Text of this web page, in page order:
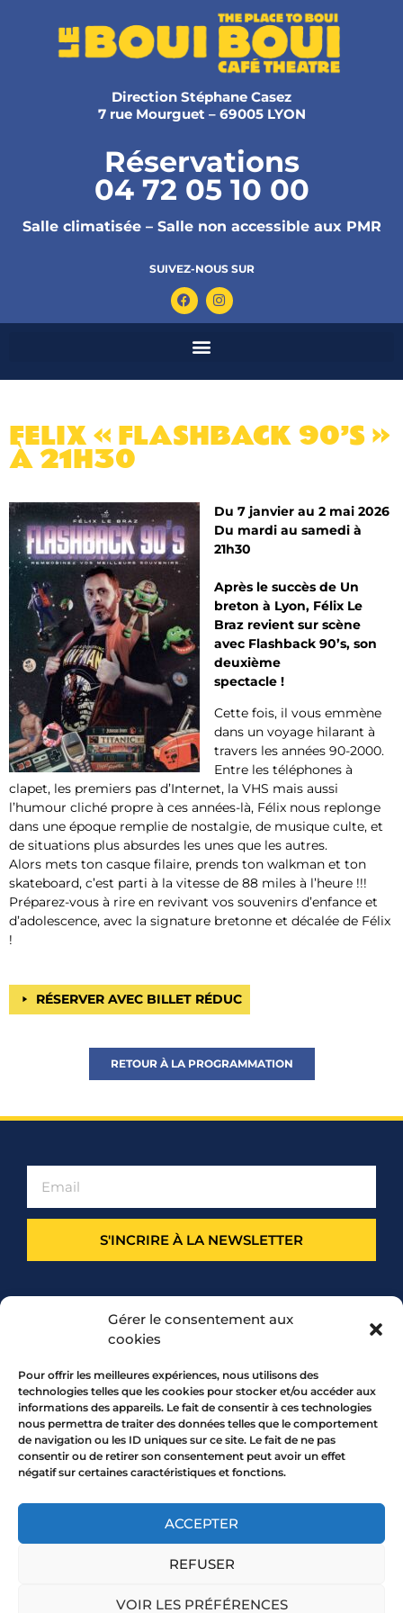
Gérer le consentement aux
cookies
Pour offrir les meilleures expériences, nous utilisons des
technologies telles que les cookies pour stocker et/ou accéder aux
informations des appareils. Le fait de consentir à ces technologies
nous permettra de traiter des données telles que le comportement
de navigation ou les ID uniques sur ce site. Le fait de ne pas
consentir ou de retirer son consentement peut avoir un effet
négatif sur certaines caractéristiques et fonctions.
ACCEPTER
REFUSER
VOIR LES PRÉFÉRENCES
Direction Stéphane Casez
7 rue Mourguet – 69005 LYON
Réservations
04 72 05 10 00
Salle climatisée – Salle non accessible aux PMR
SUIVEZ-NOUS SUR
FELIX « FLASHBACK 90’S »
À 21H30
Du 7 janvier au 2 mai 2026
Du mardi au samedi à
21h30
Après le succès de Un
breton à Lyon, Félix Le
Braz revient sur scène
avec Flashback 90’s, son
deuxième
spectacle !
Cette fois, il vous emmène
dans un voyage hilarant à
travers les années 90-2000.
Entre les téléphones à
clapet, les premiers pas d’Internet, la VHS mais aussi
l’humour cliché propre à ces années-là, Félix nous replonge
dans une époque remplie de nostalgie, de musique culte, et
de situations plus absurdes les unes que les autres.
Alors mets ton casque filaire, prends ton walkman et ton
skateboard, c’est parti à la vitesse de 88 miles à l’heure !!!
Préparez-vous à rire en revivant vos souvenirs d’enfance et
d’adolescence, avec la signature bretonne et décalée de Félix
!
RÉSERVER AVEC BILLET RÉDUC
RETOUR À LA PROGRAMMATION
S'INCRIRE À LA NEWSLETTER